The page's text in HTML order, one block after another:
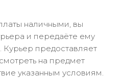
наличными, вы
и передаёте ему
Курьер предоставляет
на предмет
указанным условиям.